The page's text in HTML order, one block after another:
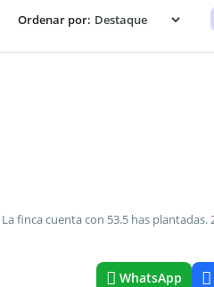
Ordenar por:
WhatsApp